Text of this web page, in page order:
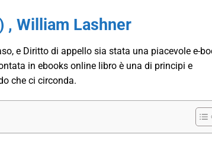
, William Lashner
e Diritto di appello sia stata una piacevole e-
in ebooks online libro è una di principi e
che ci circonda.